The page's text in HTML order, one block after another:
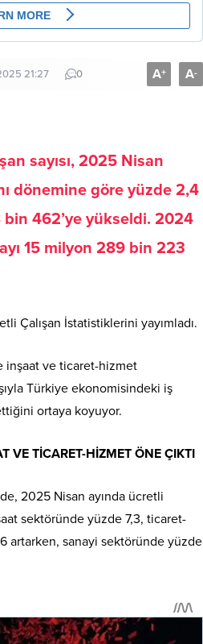
21:27 0 A+ A-
sayısı, 2025 Nisan
dönemine göre yüzde 2,4
462’ye yükseldi. 2024
15 milyon 289 bin 223
Çalışan İstatistiklerini yayımladı.
inşaat ve ticaret-hizmet
Türkiye ekonomisindeki iş
ortaya koyuyor.
VE TİCARET-HİZMET ÖNE ÇIKTI
2025 Nisan ayında ücretli
sektöründe yüzde 7,3, ticaret-
artarken, sanayi sektöründe yüzde